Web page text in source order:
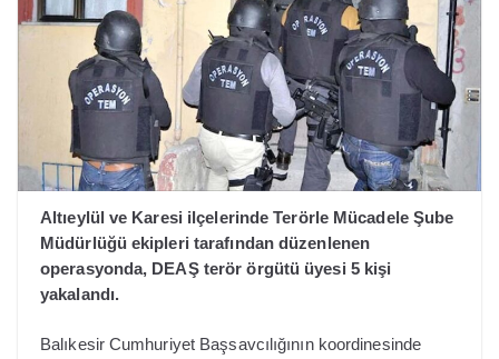
Altıeylül ve Karesi ilçelerinde Terörle Mücadele Şube
Müdürlüğü ekipleri tarafından düzenlenen
operasyonda, DEAŞ terör örgütü üyesi 5 kişi
yakalandı.
Balıkesir Cumhuriyet Başsavcılığının koordinesinde